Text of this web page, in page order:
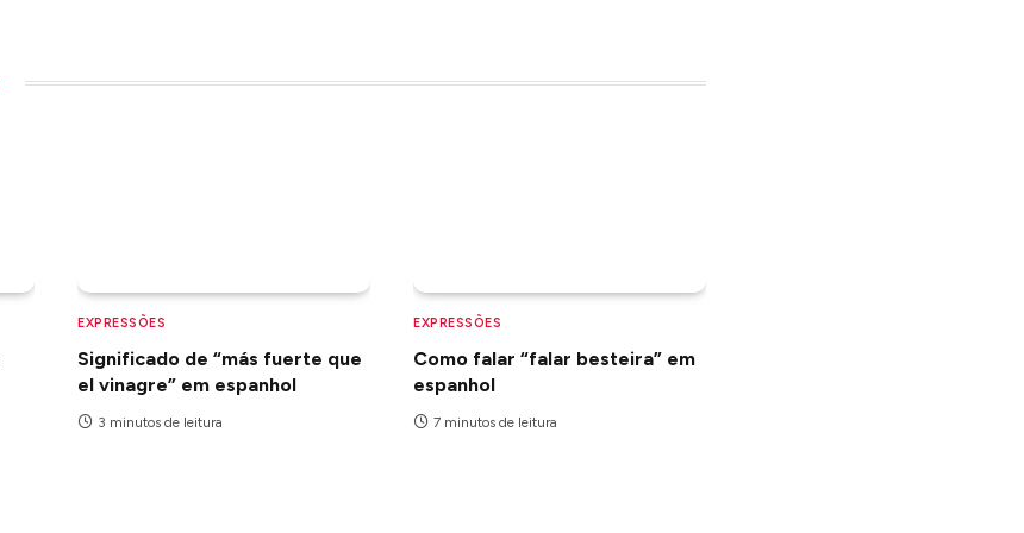
EXPRESSÕES
Significado de “más fuerte que
el vinagre” em espanhol
3 minutos de leitura
EXPRESSÕES
Como falar “falar besteira” em
espanhol
7 minutos de leitura